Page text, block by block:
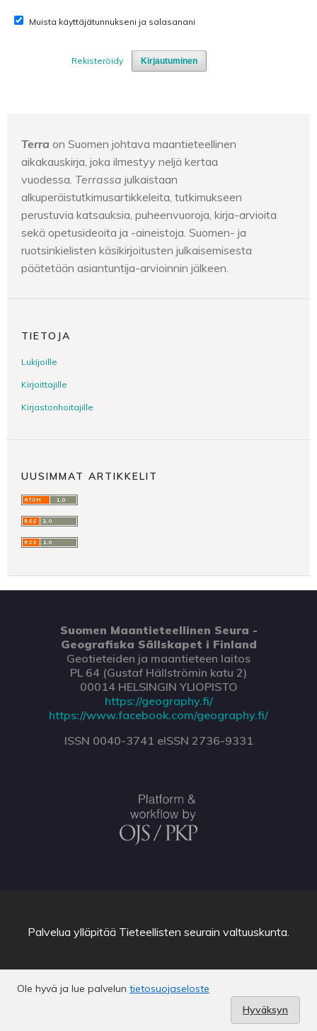
Muista käyttäjätunnukseni ja salasanani
Kirjautuminen
Rekisteröidy
Terra on Suomen johtava maantieteellinen
aikakauskirja, joka ilmestyy neljä kertaa
vuodessa. Terrassa julkaistaan
alkuperäistutkimusartikkeleita, tutkimukseen
perustuvia katsauksia, puheenvuoroja, kirja-arvioita
sekä opetusideoita ja -aineistoja. Suomen- ja
ruotsinkielisten käsikirjoitusten julkaisemisesta
päätetään asiantuntija-arvioinnin jälkeen.
TIETOJA
Lukijoille
Kirjoittajille
Kirjastonhoitajille
UUSIMMAT ARTIKKELIT
Suomen Maantieteellinen Seura -
Geografiska Sällskapet i Finland
Geotieteiden ja maantieteen laitos
PL 64 (Gustaf Hällströmin katu 2)
00014 HELSINGIN YLIOPISTO
https://geography.fi/
https://www.facebook.com/geography.fi/
ISSN 0040-3741 eISSN 2736-9331
Ole hyvä ja lue palvelun tietosuojaseloste
Hyväksyn
Palvelua ylläpitää Tieteellisten seurain valtuuskunta